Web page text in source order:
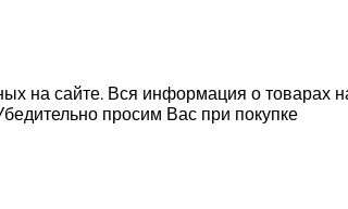
на сайте. Вся информация о товарах
просим Вас при покупке